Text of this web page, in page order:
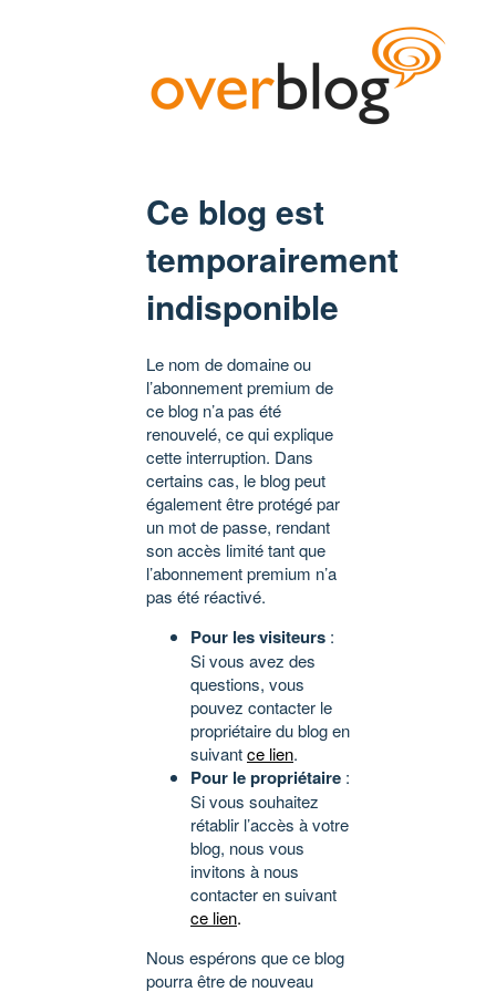
Ce blog est
temporairement
indisponible
Le nom de domaine ou
l’abonnement premium de
ce blog n’a pas été
renouvelé, ce qui explique
cette interruption. Dans
certains cas, le blog peut
également être protégé par
un mot de passe, rendant
son accès limité tant que
l’abonnement premium n’a
pas été réactivé.
Pour les visiteurs :
Si vous avez des
questions, vous
pouvez contacter le
propriétaire du blog en
suivantce lien.
Pour le propriétaire :
Si vous souhaitez
rétablir l’accès à votre
blog, nous vous
invitons à nous
contacter en suivant
ce lien.
Nous espérons que ce blog
pourra être de nouveau